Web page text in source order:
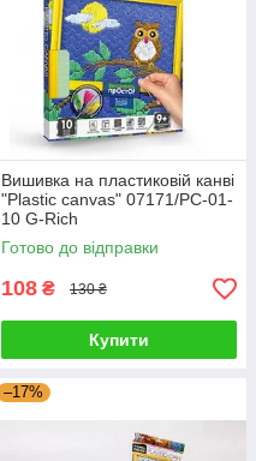
Вишивка на пластиковій канві
"Plastic canvas" 07171/PC-01-
10 G-Rich
Готово до відправки
108 ₴ 130 ₴
Купити
–17%